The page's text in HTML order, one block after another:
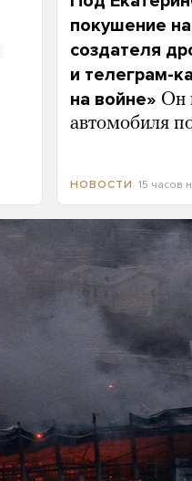
покушение
создателя
и телеграм-
на войне» Он
автомобиля
НОВОСТИ 15 часов